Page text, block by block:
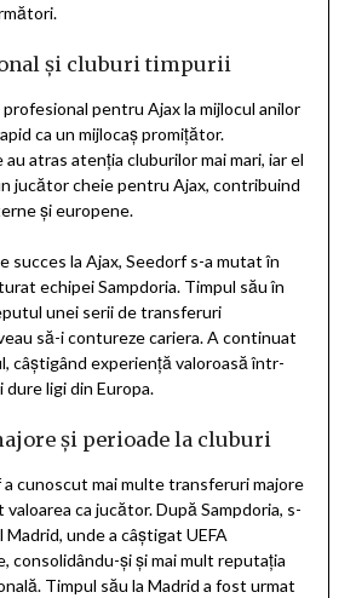
și cluburi timpurii
pentru Ajax la mijlocul anilor
ca un mijlocaș promițător.
atras atenția cluburilor mai mari, iar el
jucător cheie pentru Ajax, contribuind
și europene.
succes la Ajax, Seedorf s-a mutat în
echipei Sampdoria. Timpul său în
unei serii de transferuri
să-i contureze cariera. A continuat
câștigând experiență valoroasă într-
ligi din Europa.
și perioade la cluburi
a cunoscut mai multe transferuri majore
ca jucător. După Sampdoria, s-
unde a câștigat UEFA
consolidându-și și mai mult reputația
Timpul său la Madrid a fost urmat